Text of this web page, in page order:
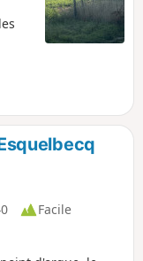
Facile